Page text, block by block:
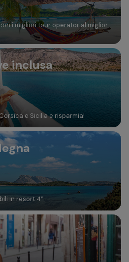
i migliori tour operator al miglior
inclusa
e Sicilia e risparmia!
in resort 4*